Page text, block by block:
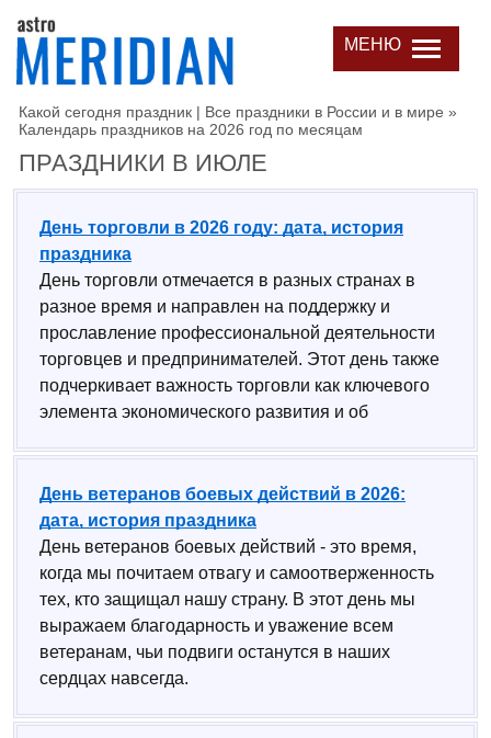
МЕНЮ
Какой сегодня праздник | Все праздники в России и в мире »
Календарь праздников на 2026 год по месяцам
ПРАЗДНИКИ В ИЮЛЕ
День торговли в 2026 году: дата, история
праздника
День торговли отмечается в разных странах в
разное время и направлен на поддержку и
прославление профессиональной деятельности
торговцев и предпринимателей. Этот день также
подчеркивает важность торговли как ключевого
элемента экономического развития и об
День ветеранов боевых действий в 2026:
дата, история праздника
День ветеранов боевых действий - это время,
когда мы почитаем отвагу и самоотверженность
тех, кто защищал нашу страну. В этот день мы
выражаем благодарность и уважение всем
ветеранам, чьи подвиги останутся в наших
сердцах навсегда.